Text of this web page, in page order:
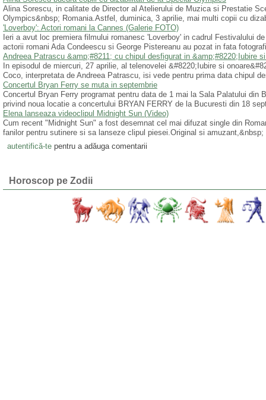
Alina Sorescu, in calitate de Director al Atelierului de Muzica si Prestatie
Olympics&nbsp; Romania.Astfel, duminica, 3 aprilie, mai multi copii cu
'Loverboy': Actori romani la Cannes (Galerie FOTO)
Ieri a avut loc premiera filmului romanesc 'Loverboy' in cadrul Festivalului
actorii romani Ada Condeescu si George Pistereanu au pozat in fata
Andreea Patrascu &amp;#8211; cu chipul desfigurat in &amp;#8220;Iubire
In episodul de miercuri, 27 aprilie, al telenovelei &#8220;Iubire si
Coco, interpretata de Andreea Patrascu, isi vede pentru prima data chipul
Concertul Bryan Ferry se muta in septembrie
Concertul Bryan Ferry programat pentru data de 1 mai la Sala Palatului din
privind noua locatie a concertului BRYAN FERRY de la Bucuresti din 18
Elena lanseaza videoclipul Midnight Sun (Video)
Cum recent "Midnight Sun" a fost desemnat cel mai difuzat single din
fanilor pentru sutinere si sa lanseze clipul piesei.Original si
autentifică-tepentru a adăuga comentarii
Horoscop pe Zodii